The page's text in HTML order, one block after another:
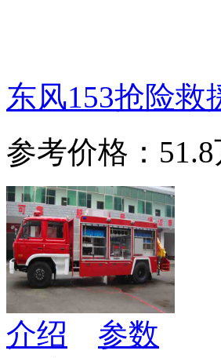
东风153抢险救
参考价格：
介绍
参数